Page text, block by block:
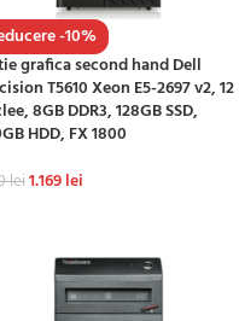
-10%
grafica second hand Dell
T5610 Xeon E5-2697 v2, 12
8GB DDR3, 128GB SSD,
HDD, FX 1800
lei1.169lei